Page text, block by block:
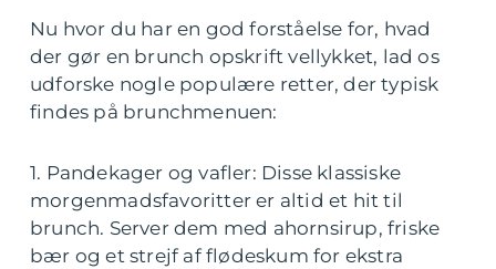
Nu hvor du har en god forståelse for, hvad
der gør en brunch opskrift vellykket, lad os
udforske nogle populære retter, der typisk
findes på brunchmenuen:
1. Pandekager og vafler: Disse klassiske
morgenmadsfavoritter er altid et hit til
brunch. Server dem med ahornsirup, friske
bær og et strejf af flødeskum for ekstra